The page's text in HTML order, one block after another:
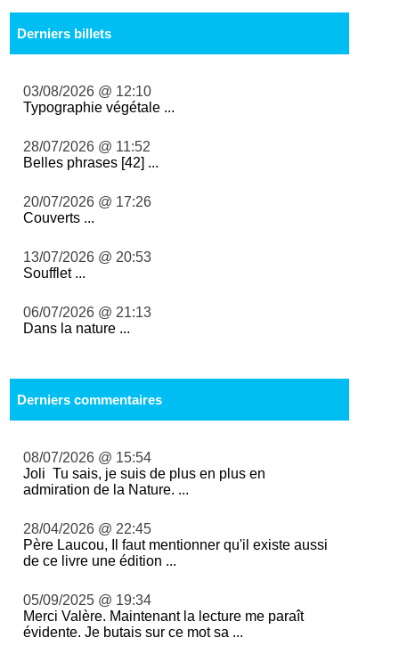
Derniers billets
03/08/2026 @ 12:10
Typographie végétale ...
28/07/2026 @ 11:52
Belles phrases [42] ...
20/07/2026 @ 17:26
Couverts ...
13/07/2026 @ 20:53
Soufflet ...
06/07/2026 @ 21:13
Dans la nature ...
Derniers commentaires
08/07/2026 @ 15:54
Joli Tu sais, je suis de plus en plus en
admiration de la Nature. ...
28/04/2026 @ 22:45
Père Laucou, Il faut mentionner qu'il existe aussi
de ce livre une édition ...
05/09/2025 @ 19:34
Merci Valère. Maintenant la lecture me paraît
évidente. Je butais sur ce mot sa ...